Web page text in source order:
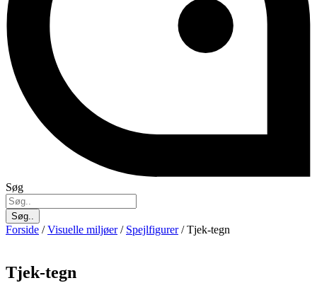
Søg
Søg..
Forside /Visuelle miljøer/ Spejlfigurer/ Tjek-tegn
Tjek-tegn